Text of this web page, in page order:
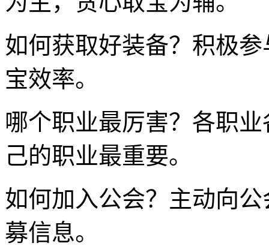
如何获取好装备？积极
宝效率。
哪个职业最厉害？各职
己的职业最重要。
如何加入公会？主动向
募信息。